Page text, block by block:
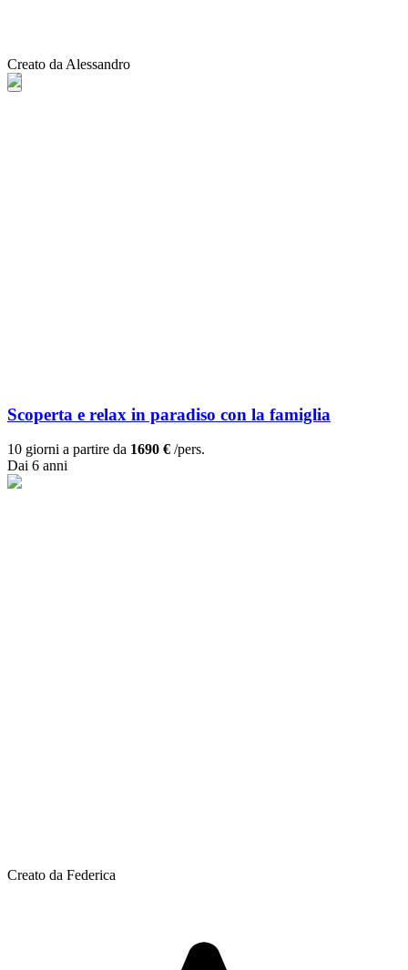
Creato da Alessandro
Scoperta e relax in paradiso con la famiglia
10 giorni a partire da 1690 € /pers.
Dai 6 anni
Creato da Federica